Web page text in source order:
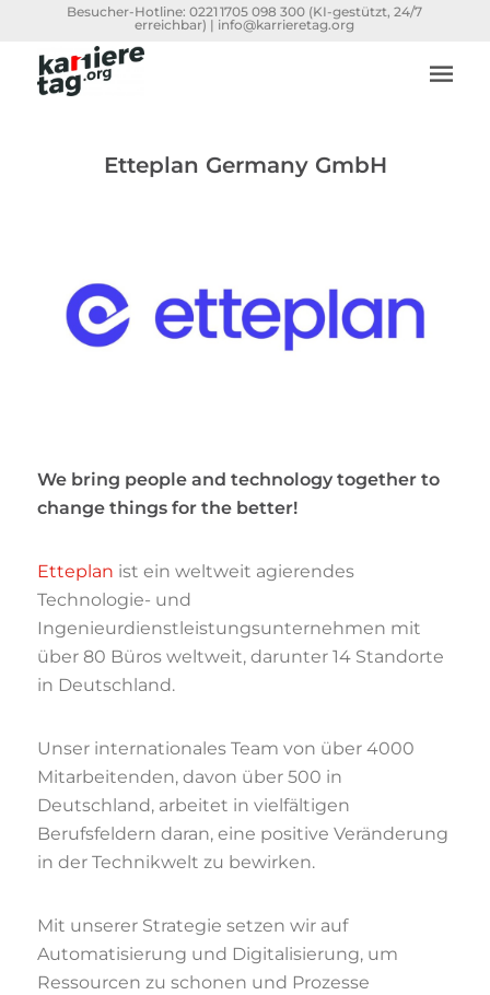
Besucher-Hotline:0221 1705 098 300 (KI-gestützt, 24/7
erreichbar) | info@karrieretag.org
Etteplan Germany GmbH
We bring people and technology together to
change things for the better!
Etteplan ist ein weltweit agierendes
Technologie- und
Ingenieurdienstleistungsunternehmen mit
über 80 Büros weltweit, darunter 14 Standorte
in Deutschland.
Unser internationales Team von über 4000
Mitarbeitenden, davon über 500 in
Deutschland, arbeitet in vielfältigen
Berufsfeldern daran, eine positive Veränderung
in der Technikwelt zu bewirken.
Mit unserer Strategie setzen wir auf
Automatisierung und Digitalisierung, um
Ressourcen zu schonen und Prozesse